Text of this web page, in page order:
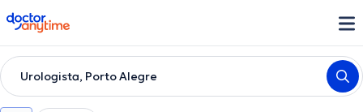
doctoranytime
Urologista, Porto Alegre